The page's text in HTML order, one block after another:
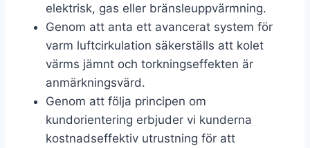
elektrisk, gas eller bränsleuppvärmning.
Genom att anta ett avancerat system för
varm luftcirkulation säkerställs att kolet
värms jämnt och torkningseffekten är
anmärkningsvärd.
Genom att följa principen om
kundorientering erbjuder vi kunderna
kostnadseffektiv utrustning för att